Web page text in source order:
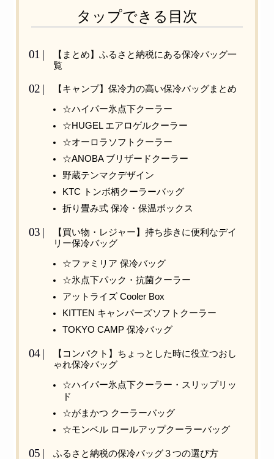
タップできる目次
【まとめ】ふるさと納税にある保冷バッグ一
覧
【キャンプ】保冷力の高い保冷バッグまとめ
☆ハイパー氷点下クーラー
☆HUGEL エアロゲルクーラー
☆オーロラソフトクーラー
☆ANOBA ブリザードクーラー
野蔵テンマクデザイン
KTC トンボ柄クーラーバッグ
折り畳み式 保冷・保温ボックス
【買い物・レジャー】持ち歩きに便利なデイ
リー保冷バッグ
☆ファミリア 保冷バッグ
☆氷点下パック・抗菌クーラー
アットライズ Cooler Box
KITTEN キャンパーズソフトクーラー
TOKYO CAMP 保冷バッグ
【コンパクト】ちょっとした時に役立つおし
ゃれ保冷バッグ
☆ハイパー氷点下クーラー・スリップリッ
ド
☆がまかつ クーラーバッグ
☆モンベル ロールアップクーラーバッグ
ふるさと納税の保冷バッグ３つの選び方